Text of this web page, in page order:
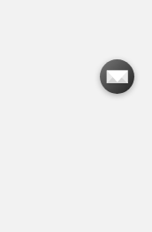
kriedový papier
ešte aj